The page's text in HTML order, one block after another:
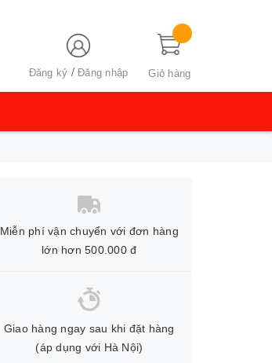
Đăng ký /Đăng nhập Giỏ hàng
Miễn phí vận chuyển với đơn hàng
lớn hơn 500.000 đ
Giao hàng ngay sau khi đặt hàng
(áp dụng với Hà Nội)